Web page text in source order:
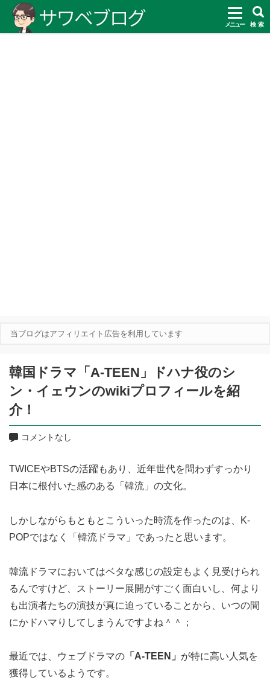
メニュー 検 索
当ブログはアフィリエイト広告を利用しています
韓国ドラマ「A-TEEN」ドハナ役のシ
ン・イェウンのwikiプロフィールを紹
介！
コメントなし
TWICEやBTSの活躍もあり、近年世代を問わずすっかり
日本に根付いた感のある「韓流」の文化。
しかしながらもともとこういった時流を作ったのは、K-
POPではなく「韓流ドラマ」であったと思います。
韓流ドラマにおいてはベタな感じの設定もよく見受けられ
るんですけど、ストーリー展開がすごく面白いし、何より
も出演者たちの演技が真に迫っていることから、いつの間
にかドハマりしてしまうんですよね＾＾；
最近では、ウェブドラマの 「A-TEEN」 が特に高い人気を
獲得しているようです。